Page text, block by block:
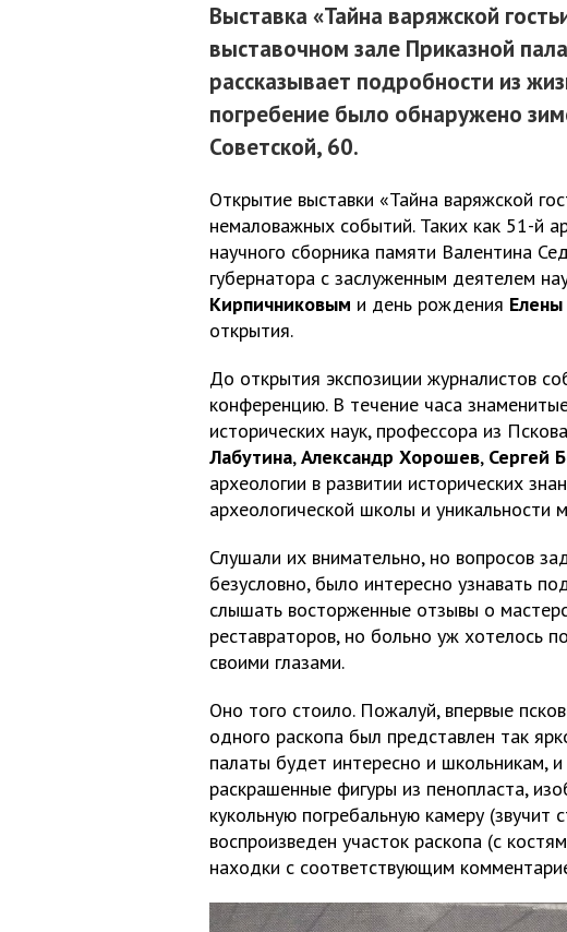
Выставка «Тайна варяжской
выставочном зале Приказной
рассказывает подробности из
погребение было обнаружено
Советской, 60.
Открытие выставки «Тайна варяжской
немаловажных событий. Таких как 51-й
научного сборника памяти Валентина
губернатора с заслуженным деятелем
Кирпичниковым и день рождения
открытия.
До открытия экспозиции журналистов
конференцию. В течение часа
исторических наук, профессора из
Лабутина,Александр Хорошев, Сергей
археологии в развитии исторических
археологической школы и уникальности
Слушали их внимательно, но вопросов
безусловно, было интересно узнавать
слышать восторженные отзывы о
реставраторов, но больно уж хотелось
своими глазами.
Оно того стоило. Пожалуй, впервые
одного раскопа был представлен так
палаты будет интересно и школьникам,
раскрашенные фигуры из пенопласта,
кукольную погребальную камеру
воспроизведен участок раскопа (с
находки с соответствующим